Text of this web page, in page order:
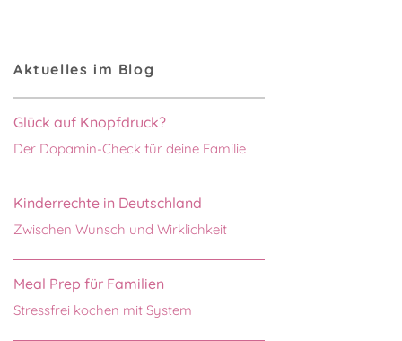
Aktuelles im Blog
Glück auf Knopfdruck?
Der Dopamin-Check für deine Familie
Kinderrechte in Deutschland
Zwischen Wunsch und Wirklichkeit
Meal Prep für Familien
Stressfrei kochen mit System